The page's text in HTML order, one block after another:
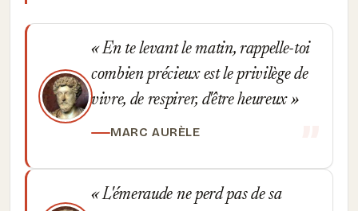
En te levant le matin, rappelle-toi
combien précieux est le privilège de
vivre, de respirer, d'être heureux
MARC AURÈLE
L'émeraude ne perd pas de sa